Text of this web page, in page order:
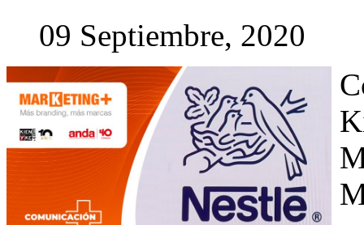
09 Septiembre, 2020